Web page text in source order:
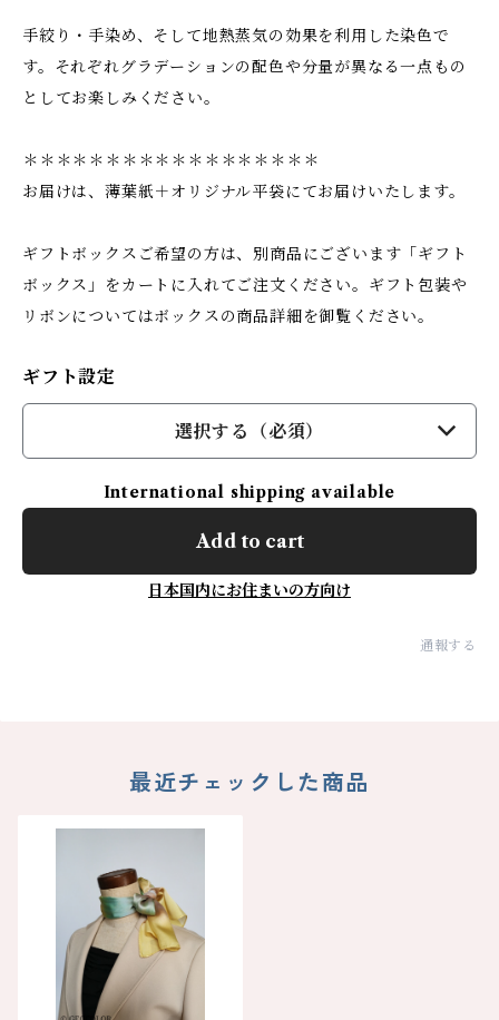
手絞り・手染め、そして地熱蒸気の効果を利用した染色で
す。それぞれグラデーションの配色や分量が異なる一点もの
としてお楽しみください。
＊＊＊＊＊＊＊＊＊＊＊＊＊＊＊＊＊＊
お届けは、薄葉紙＋オリジナル平袋にてお届けいたします。
ギフトボックスご希望の方は、別商品にございます「ギフト
ボックス」をカートに入れてご注文ください。ギフト包装や
リボンについてはボックスの商品詳細を御覧ください。
ギフト設定
選択する（必須）
International shipping available
Add to cart
日本国内にお住まいの方向け
通報する
最近チェックした商品